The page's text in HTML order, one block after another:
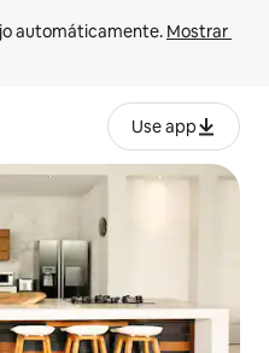
automáticamente. Mostrar
Use app